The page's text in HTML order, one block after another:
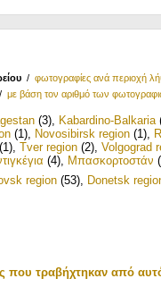
/ φωτογραφίες ανά περιοχή
/ με βάση τον αριθμό των
(3), Kabardino-Balkaria
(1), Novosibirsk region (1),
(1), Tver region (2), Volgograd
(4), Μπασκορτοστάν
region (53), Donetsk
που τραβήχτηκαν από